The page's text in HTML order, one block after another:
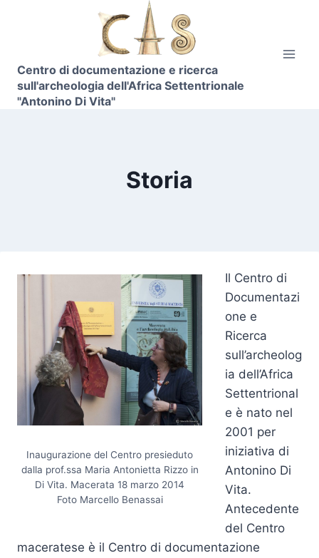
Centro di documentazione e ricerca
sull'archeologia dell'Africa Settentrionale
"Antonino Di Vita"
Storia
Inaugurazione del Centro presieduto
dalla prof.ssa Maria Antonietta Rizzo in
Di Vita. Macerata 18 marzo 2014
Foto Marcello Benassai
Il Centro di
Documentazi
one e
Ricerca
sull’archeolog
ia dell’Africa
Settentrional
e è nato nel
2001 per
iniziativa di
Antonino Di
Vita.
Antecedente
del Centro
maceratese è il Centro di documentazione